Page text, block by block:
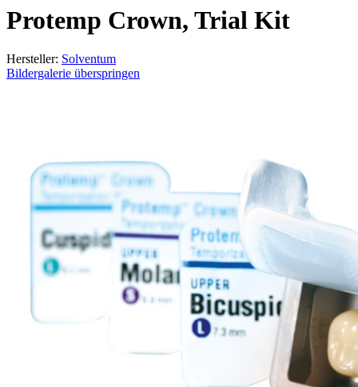
Protemp Crown, Trial Kit
Hersteller: Solventum
Bildergalerie überspringen